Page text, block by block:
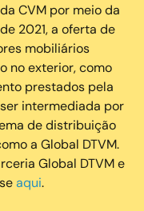
CVM por meio da
2021, a oferta de
mobiliários
no exterior, como
prestados pela
intermediada por
de distribuição
a Global DTVM.
Global DTVM e
aqui.